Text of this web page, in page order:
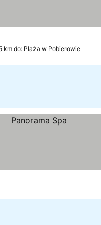
km do: Plaża w Pobierowie